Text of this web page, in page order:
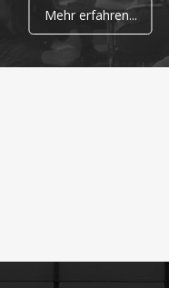
Mehr erfahren...